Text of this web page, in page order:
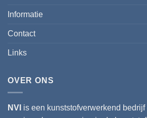
Informatie
Contact
Links
OVER ONS
NVI is een kunststofverwerkend